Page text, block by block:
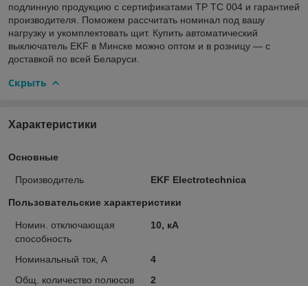
подлинную продукцию с сертификатами ТР ТС 004 и гарантией
производителя. Поможем рассчитать номинал под вашу
нагрузку и укомплектовать щит. Купить автоматический
выключатель EKF в Минске можно оптом и в розницу — с
доставкой по всей Беларуси.
Скрыть
Характеристики
Основные
Производитель EKF Electrotechnica
Пользовательские характеристики
Номин. отключающая
способность
10, кА
Номинальный ток, А
4
Общ. количество полюсов
2